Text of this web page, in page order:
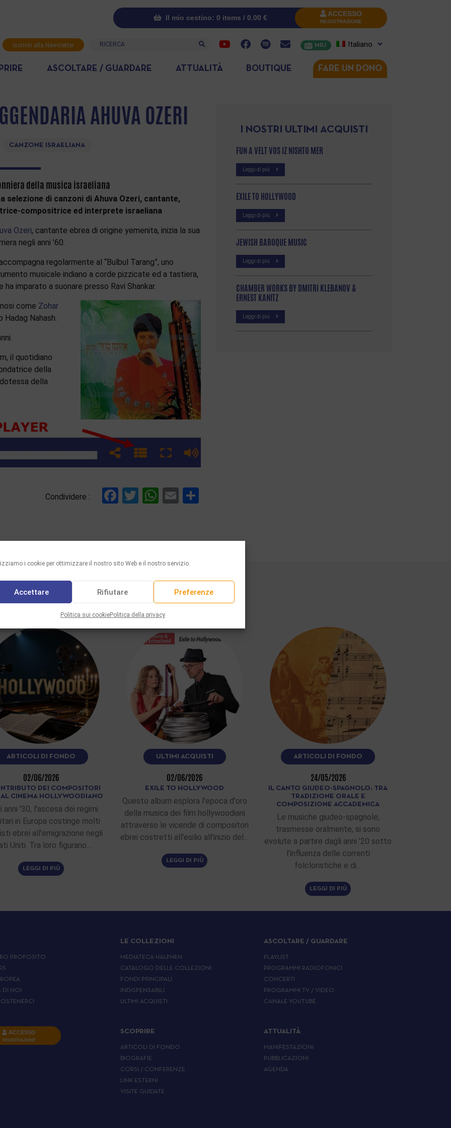
i cookie per ottimizzare il nostro sito Web e il nostro servizio.
Accettare Rifiutare Preferenze
Politica sui cookiePolitica della privacy
Il mio cestino: 0 items / 0.00 € ACCESSO
REGISTRAZIONE
Iscriviti alla Newsletter Ricerca MRJ Italiano
ASCOLTARE / GUARDARE ATTUALITÀ BOUTIQUE FARE UN DONO
AHUVA OZERI
CANZONE ISRAELIANA
della musica israeliana
selezione di canzoni di Ahuva Ozeri, cantante,
compositrice ed interprete israeliana
Ozeri, cantante ebrea di origine yemenita, inizia la sua
negli anni ’60.
regolarmente al “Bulbul Tarang”, uno
musicale indiano a corde pizzicate ed a tastiera,
ha imparato a suonare presso Ravi Shankar.
come Zohar
Hadag Nahash.
il quotidiano
della
della
Condividere : Facebook
Twitter
WhatsApp
Email
I NOSTRI ULTIMI ACQUISTI
FUN A VELT VOS IZ NISHTO MER
Leggi di più
EXILE TO HOLLYWOOD
Leggi di più
JEWISH BAROQUE MUSIC
Leggi di più
CHAMBER WORKS BY DMITRI KLEBANOV &
ERNEST KANITZ
Leggi di più
VI PIACERÀ ANCHE
ARTICOLI DI FONDO
02/06/2026
DEI COMPOSITORI
AL CINEMA HOLLYWOODIANO
anni '30, l'ascesa dei regimi
in Europa costinge molti
ebrei all'emigrazione negli
Uniti. Tra loro figurano…
LEGGI DI PIÙ
ULTIMI ACQUISTI
02/06/2026
EXILE TO HOLLYWOOD
Questo album esplora l'epoca d'oro
della musica dei film hollywoodiani
attraverso le vicende di compositori
ebrei costretti all'esilio all'inizio del…
LEGGI DI PIÙ
ARTICOLI DI FONDO
24/05/2026
IL CANTO GIUDEO-SPAGNOLO: TRA
TRADIZIONE ORALE E
COMPOSIZIONE ACCADEMICA
Le musiche giudeo-spagnole,
trasmesse oralmente, si sono
evolute a partire dagli anni '20 sotto
l'influenza delle correnti
folcloristiche e di…
LEGGI DI PIÙ
PROPOSITO
DI NOI
ACCESSO
REGISTRAZIONE
LE COLLEZIONI
MEDIATECA HALPHEN
CATALOGO DELLE COLLEZIONI
FONDI PRINCIPALI
INDISPENSABILI
ULTIMI ACQUISTI
SCOPRIRE
ARTICOLI DI FONDO
BIOGRAFIE
CORSI / CONFERENZE
LINK ESTERNI
VISITE GUIDATE
ASCOLTARE / GUARDARE
PLAYLIST
PROGRAMMI RADIOFONICI
CONCERTI
PROGRAMMI TV / VIDEO
CANALE YOUTUBE
ATTUALITÀ
MANIFESTAZIONI
PUBBLICAZIONI
AGENDA